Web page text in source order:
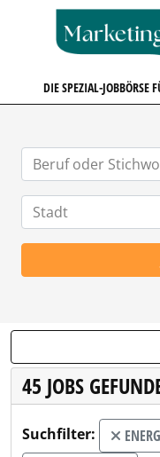
DIE SPEZIAL-JOBBÖRSE
45 JOBS
Suchfilter: